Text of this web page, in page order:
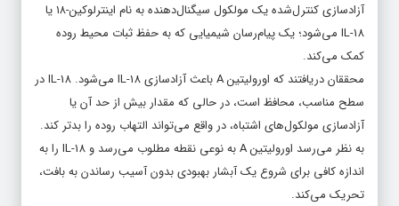
آزادسازی کنترل‌شده‌ یک مولکول سیگنال‌دهنده به نام اینترلوکین-۱۸ یا
IL-18 می‌شود؛ یک پیام‌رسان شیمیایی که به حفظ ثبات محیط روده
کمک می‌کند.
محققان دریافتند که اورولیتین A باعث آزادسازی IL-18 می‌شود. IL-18 در
سطح مناسب، محافظ است، در حالی که مقدار بیش از حد آن یا
آزادسازی مولکول‌های اشتباه، در واقع می‌تواند التهاب روده را بدتر کند.
به نظر می‌رسد اورولیتین A به نوعی نقطه‌ مطلوب می‌رسد و IL-18 را به
اندازه‌ کافی برای شروع یک آبشار بهبودی بدون آسیب رساندن به بافت،
تحریک می‌کند.